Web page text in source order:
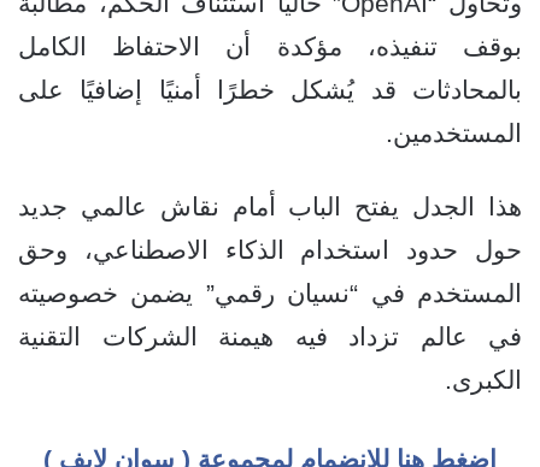
بوقف تنفيذه، مؤكدة أن الاحتفاظ الكامل
بالمحادثات قد يُشكل خطرًا أمنيًا إضافيًا على
المستخدمين.
هذا الجدل يفتح الباب أمام نقاش عالمي جديد
حول حدود استخدام الذكاء الاصطناعي، وحق
المستخدم في “نسيان رقمي” يضمن خصوصيته
في عالم تزداد فيه هيمنة الشركات التقنية
الكبرى.
اضغط هنا للإنضمام لمجموعة ( سوان لايف )